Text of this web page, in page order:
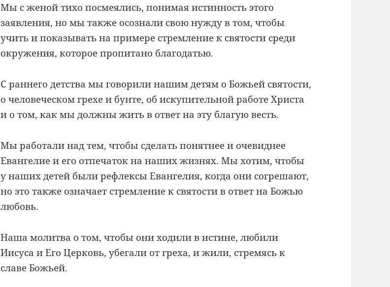
Мы с женой тихо посмеялись, понимая истинность этого
заявления, но мы также осознали свою нужду в том, чтобы
учить и показывать на примере стремление к святости среди
окружения, которое пропитано благодатью.
С раннего детства мы говорили нашим детям о Божьей святости,
о человеческом грехе и бунте, об искупительной работе Христа
и о том, как мы должны жить в ответ на эту благую весть.
Мы работали над тем, чтобы сделать понятнее и очевиднее
Евангелие и его отпечаток на наших жизнях. Мы хотим, чтобы
у наших детей были рефлексы Евангелия, когда они согрешают,
но это также означает стремление к святости в ответ на Божью
любовь.
Наша молитва о том, чтобы они ходили в истине, любили
Иисуса и Его Церковь, убегали от греха, и жили, стремясь к
славе Божьей.